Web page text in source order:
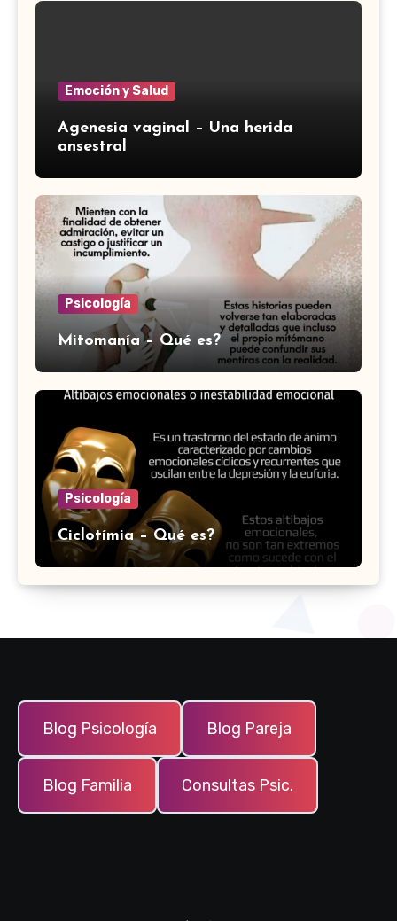
Emoción y Salud
Agenesia vaginal – Una herida
ansestral
Psicología
Mitomanía – Qué es?
Psicología
Ciclotímia – Qué es?
Blog Psicología Blog Pareja
Blog Familia Consultas Psic.